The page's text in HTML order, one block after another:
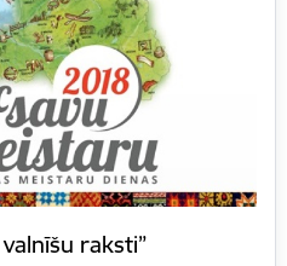
raksti”